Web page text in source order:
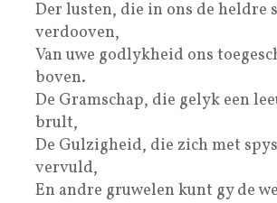
Der lusten, die in ons de heldre
verdooven,
Van uwe godlykheid ons
boven.
De Gramschap, die gelyk een
brult,
De Gulzigheid, die zich met
vervuld,
En andre gruwelen kunt gy de